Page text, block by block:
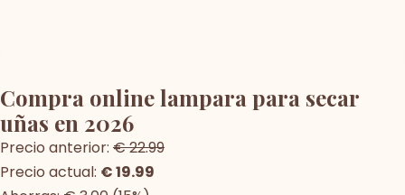
Compra online lampara para secar
uñas en 2026
Precio anterior: € 22.99
Precio actual: € 19.99